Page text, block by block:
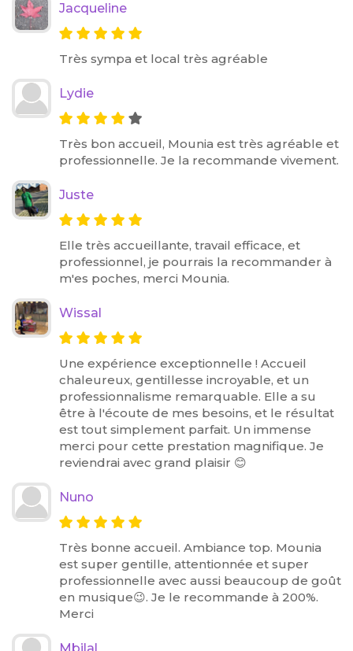
Jacqueline
Très sympa et local très agréable
Lydie
Très bon accueil, Mounia est très agréable et
professionnelle. Je la recommande vivement.
Juste
Elle très accueillante, travail efficace, et
professionnel, je pourrais la recommander à
m'es poches, merci Mounia.
Wissal
Une expérience exceptionnelle ! Accueil
chaleureux, gentillesse incroyable, et un
professionnalisme remarquable. Elle a su
être à l'écoute de mes besoins, et le résultat
est tout simplement parfait. Un immense
merci pour cette prestation magnifique. Je
reviendrai avec grand plaisir 😊
Nuno
Très bonne accueil. Ambiance top. Mounia
est super gentille, attentionnée et super
professionnelle avec aussi beaucoup de goût
en musique😉. Je le recommande à 200%.
Merci